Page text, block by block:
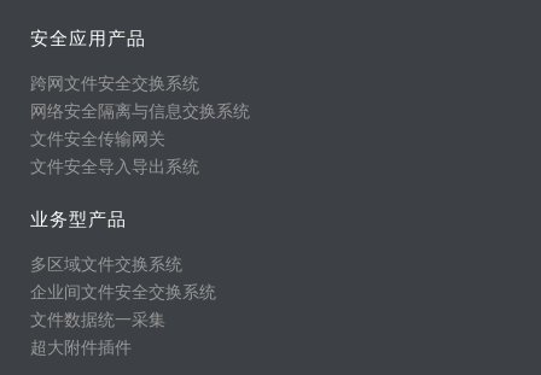
安全应用产品
跨网文件安全交换系统
网络安全隔离与信息交换系统
文件安全传输网关
文件安全导入导出系统
业务型产品
多区域文件交换系统
企业间文件安全交换系统
文件数据统一采集
超大附件插件